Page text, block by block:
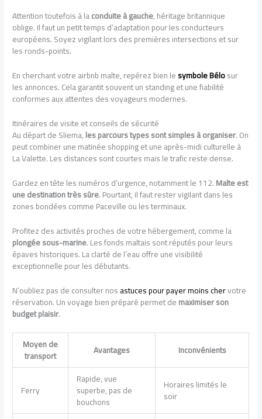
Attention toutefois à laconduite à gauche, héritage britannique
oblige. Il faut un petit temps d’adaptation pour les conducteurs
européens. Soyez vigilant lors des premières intersections et sur
les ronds-points.
En cherchant votre airbnb malte, repérez bien lesymbole Bélosur
les annonces. Cela garantit souvent un standing et une fiabilité
conformes aux attentes des voyageurs modernes.
Itinéraires de visite et conseils de sécurité
Au départ de Sliema,les parcours types sont simples à organiser. On
peut combiner une matinée shopping et une après-midi culturelle à
La Valette. Les distances sont courtes mais le trafic reste dense.
Gardez en tête les numéros d’urgence, notamment le 112.Malte est
une destination très sûre. Pourtant, il faut rester vigilant dans les
zones bondées comme Paceville ou les terminaux.
Profitez des activités proches de votre hébergement, comme la
plongée sous-marine. Les fonds maltais sont réputés pour leurs
épaves historiques. La clarté de l’eau offre une visibilité
exceptionnelle pour les débutants.
N’oubliez pas de consulter nosastuces pour payer moins chervotre
réservation. Un voyage bien préparé permet demaximiser son
budget plaisir.
Moyen de
transport Avantages Inconvénients
Ferry
Rapide, vue
superbe, pas de
bouchons
Horaires limités le
soir